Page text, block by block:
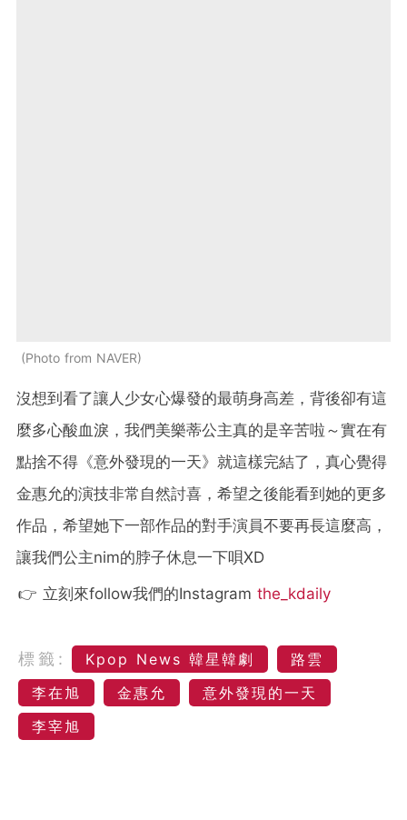
Photo from NAVER
沒想到看了讓人少女心爆發的最萌身高差，背後卻有這
麼多心酸血淚，我們美樂蒂公主真的是辛苦啦～實在有
點捨不得《意外發現的一天》就這樣完結了，真心覺得
金惠允的演技非常自然討喜，希望之後能看到她的更多
作品，希望她下一部作品的對手演員不要再長這麼高，
讓我們公主nim的脖子休息一下唄XD
👉 立刻來follow我們的Instagram the_kdaily
標籤: Kpop News 韓星韓劇
路雲
李在旭
金惠允
意外發現的一天
李宰旭